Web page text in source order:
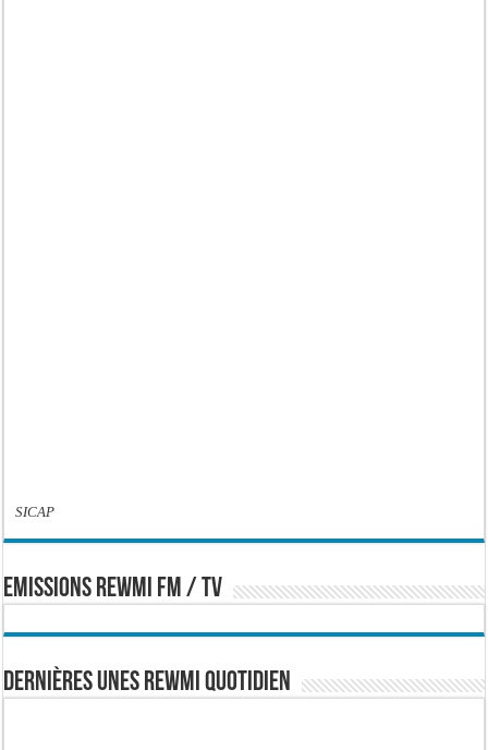
SICAP
EMISSIONS REWMI FM / TV
Dernières Unes Rewmi Quotidien